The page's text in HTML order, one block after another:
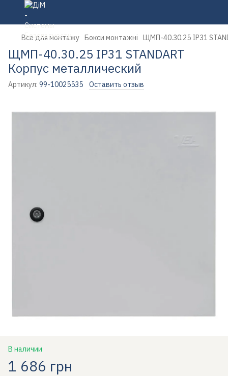
Все для монтажу Бокси монтажні ЩМП-40.30.25 IP31
ЩМП-40.30.25 IP31 STANDART
Корпус металлический
Артикул: 99-10025535 Оставить отзыв
В наличии
1 686 грн